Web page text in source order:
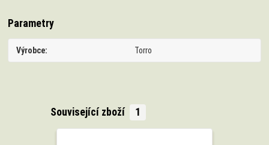
Parametry
Výrobce Torro
Související zboží 1